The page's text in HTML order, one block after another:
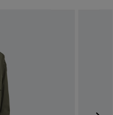
ン
ン
ンLOOK
ン
ンLOOK
Generationsは、アウター
販を通じて、長く愛される製
でいきます。
ピースもご覧いただけます。